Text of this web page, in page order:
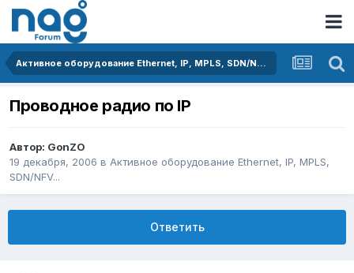
Активное оборудование Ethernet, IP, MPLS, SDN/NFV...
Проводное радио по IP
Автор: GonZO
19 декабря, 2006 в Активное оборудование Ethernet, IP, MPLS,
SDN/NFV...
Ответить